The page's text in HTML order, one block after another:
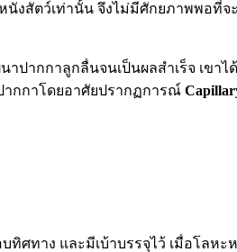
งสัตว์เท่านั้น จึงไม่มีศักยภาพพอที่
ากกาลูกลื่นจนเป็นผลสำเร็จ เขาไ
ากกาโดยอาศัยปรากฏการณ์
ศทาง และมีเบ้าบรรจุไว้ เมื่อโลห